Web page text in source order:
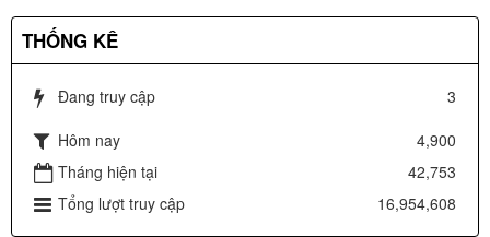
THỐNG KÊ
Đang truy cập
3
Hôm nay
4,900
Tháng hiện tại
42,753
Tổng lượt truy cập
16,954,608